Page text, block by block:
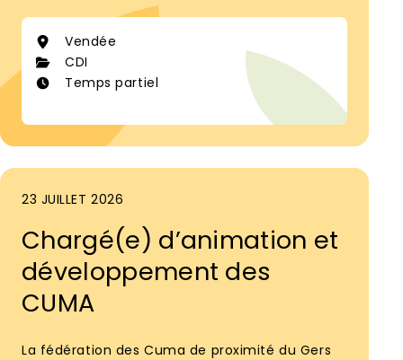
Vendée
CDI
Temps partiel
23 JUILLET 2026
Chargé(e) d’animation et
développement des
CUMA
La fédération des Cuma de proximité du Gers